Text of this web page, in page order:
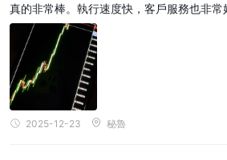
真的非常棒。執行速度快，客戶服務也非常
2025-12-23 秘魯